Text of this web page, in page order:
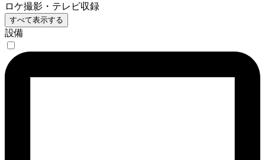
ロケ撮影・テレビ収録
すべて表示する
設備